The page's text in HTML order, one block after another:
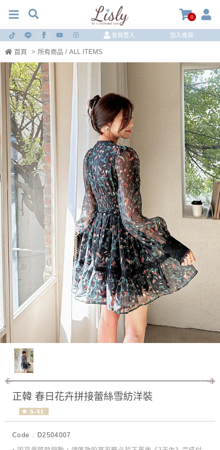
0
會員登入 加入會員
首頁 > 所有商品 / ALL ITEMS
正韓 春日花卉拼接蕾絲雪紡洋裝
Code : D2504007